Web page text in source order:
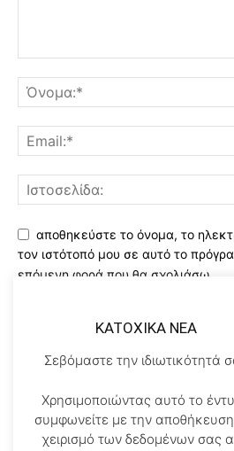
αποθηκεύστε το όνομα, το
τον ιστότοπό μου σε αυτό το
επόμενη φορά που θα σχολιάσω.
Χρησιμοποιώντας αυτό το
αποθήκευση και χειρισμό των
τον ιστότοπο..Διαβάστε του
μας*
KATOXIKA NEA
Σεβόμαστε την ιδιωτικότητά
Χρησιμοποιώντας αυτό το
συμφωνείτε με την
χειρισμό των δεδομένων σας